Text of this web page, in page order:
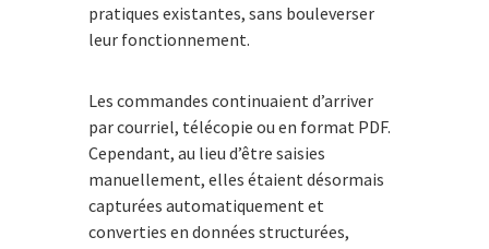
pratiques existantes, sans bouleverser
leur fonctionnement.
Les commandes continuaient d’arriver
par courriel, télécopie ou en format PDF.
Cependant, au lieu d’être saisies
manuellement, elles étaient désormais
capturées automatiquement et
converties en données structurées,